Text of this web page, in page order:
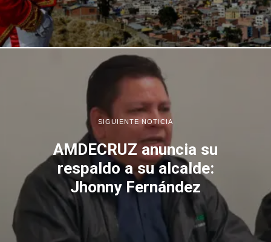
SIGUIENTE NOTICIA
AMDECRUZ anuncia su
respaldo a su alcalde:
Jhonny Fernández